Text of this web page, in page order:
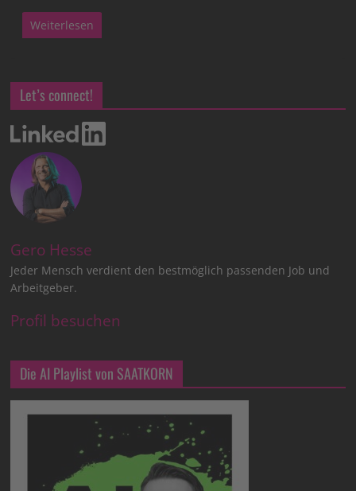
Weiterlesen
Let’s connect!
Gero Hesse
Jeder Mensch verdient den bestmöglich passenden Job und
Arbeitgeber.
Profil besuchen
Die AI Playlist von SAATKORN